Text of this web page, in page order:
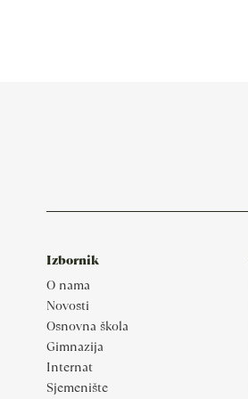
Izbornik
O nama
Novosti
Osnovna škola
Gimnazija
Internat
Sjemenište